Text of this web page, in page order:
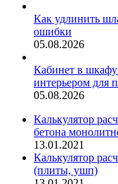
Как удлинить
ошибки
05.08.2026
Кабинет в шкафу
интерьером для
05.08.2026
Калькулятор
бетона
13.01.2021
Калькулятор
(плиты, ушп)